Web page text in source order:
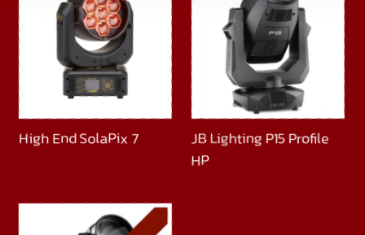
High End SolaPix 7 JB Lighting P15 Profile
HP